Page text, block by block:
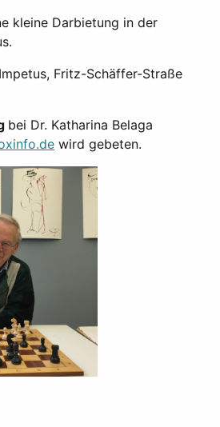
kleine Darbietung in der
Fritz-Schäffer-Straße
bei Dr. Katharina Belaga
wird gebeten.